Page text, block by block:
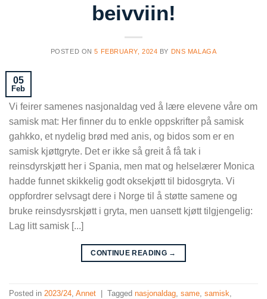
beivviin!
POSTED ON5 FEBRUARY, 2024 BY DNS MALAGA
05
Feb
Vi feirer samenes nasjonaldag ved å lære elevene våre om
samisk mat: Her finner du to enkle oppskrifter på samisk
gahkko, et nydelig brød med anis, og bidos som er en
samisk kjøttgryte. Det er ikke så greit å få tak i
reinsdyrskjøtt her i Spania, men mat og helselærer Monica
hadde funnet skikkelig godt oksekjøtt til bidosgryta. Vi
oppfordrer selvsagt dere i Norge til å støtte samene og
bruke reinsdysrskjøtt i gryta, men uansett kjøtt tilgjengelig:
Lag litt samisk [...]
CONTINUE READING →
Posted in 2023/24, Annet Tagged nasjonaldag, same, samisk,